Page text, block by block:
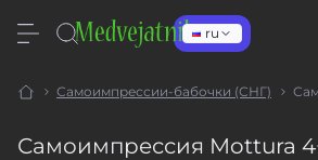
ru
Самоимпрессии-бабочки (СНГ)
Самоимпрессия Mottura